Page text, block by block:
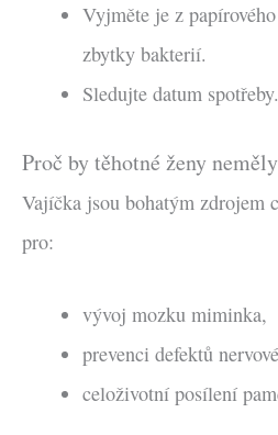
Vyjměte je z
zbytky bakterií.
Sledujte datum spotřeby.
Proč by těhotné ženy
Vajíčka jsou bohatým zdrojem
pro:
vývoj mozku miminka,
prevenci defektů
celoživotní posílení